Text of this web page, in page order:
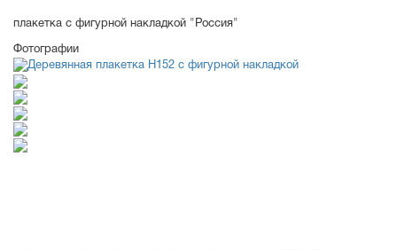
плакетка c фигурной накладкой "Россия"
Фотографии